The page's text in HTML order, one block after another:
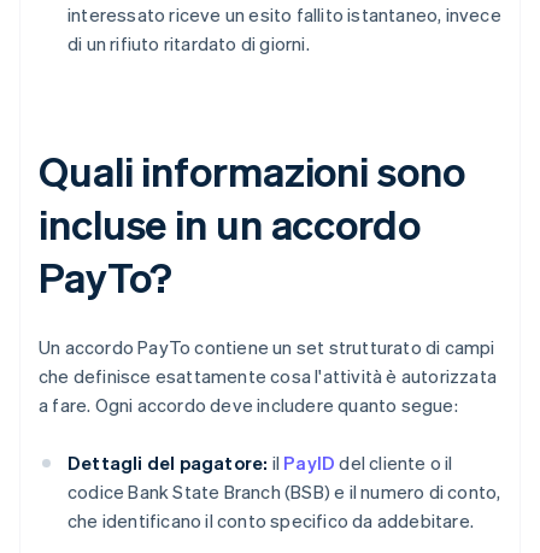
interessato riceve un esito fallito istantaneo, invece
di un rifiuto ritardato di giorni.
Quali informazioni sono
incluse in un accordo
PayTo?
Un accordo PayTo contiene un set strutturato di campi
che definisce esattamente cosa l'attività è autorizzata
a fare. Ogni accordo deve includere quanto segue:
Dettagli del pagatore: il PayID del cliente o il
codice Bank State Branch (BSB) e il numero di conto,
che identificano il conto specifico da addebitare.